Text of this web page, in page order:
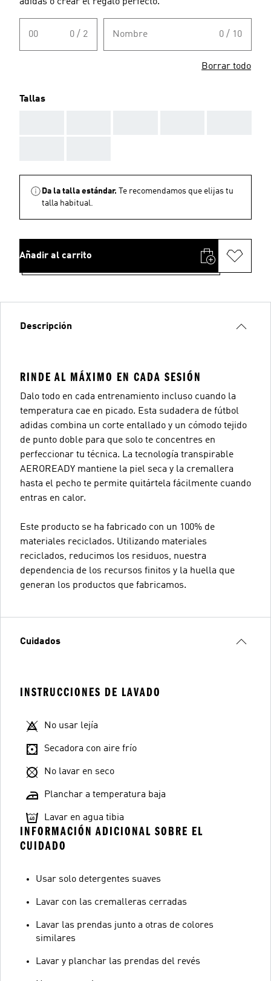
00 0 / 2 Nombre 0 / 10
Borrar todo
Tallas
Da la talla estándar.
Te recomendamos que elijas tu
talla habitual.
Añadir al carrito
Descripción
RINDE AL MÁXIMO EN CADA SESIÓN
Dalo todo en cada entrenamiento incluso cuando la
temperatura cae en picado. Esta sudadera de fútbol
adidas combina un corte entallado y un cómodo tejido
de punto doble para que solo te concentres en
perfeccionar tu técnica. La tecnología transpirable
AEROREADY mantiene la piel seca y la cremallera
hasta el pecho te permite quitártela fácilmente cuando
entras en calor.
Este producto se ha fabricado con un 100% de
materiales reciclados. Utilizando materiales
reciclados, reducimos los residuos, nuestra
dependencia de los recursos finitos y la huella que
generan los productos que fabricamos.
Cuidados
INSTRUCCIONES DE LAVADO
No usar lejía
Secadora con aire frío
No lavar en seco
Planchar a temperatura baja
Lavar en agua tibia
INFORMACIÓN ADICIONAL SOBRE EL
CUIDADO
Usar solo detergentes suaves
Lavar con las cremalleras cerradas
Lavar las prendas junto a otras de colores
similares
Lavar y planchar las prendas del revés